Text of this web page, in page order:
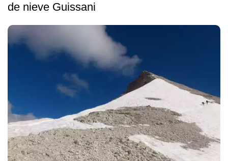
de nieve Guissani